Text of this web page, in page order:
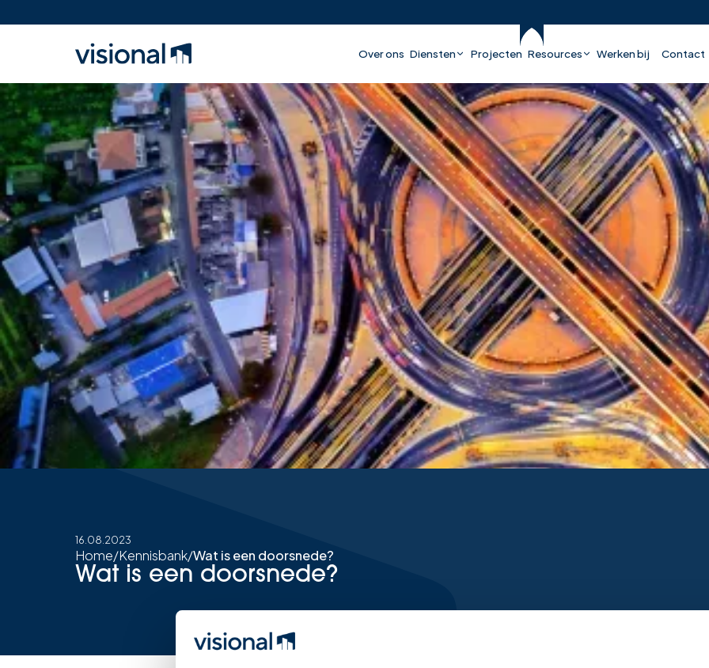
Over ons Diensten Projecten Resources Werken bij Contact
16.08.2023
Home/Kennisbank/Wat is een doorsnede?
Wat is een doorsnede?